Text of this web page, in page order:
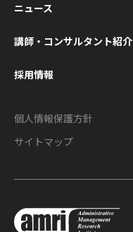
ニュース
講師・コンサルタント紹介
採用情報
個人情報保護方針
サイトマップ